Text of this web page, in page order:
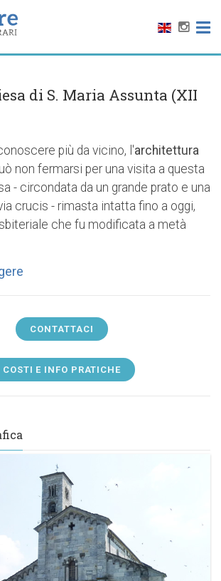
di S. Maria Assunta (XII
più da vicino, l'architettura
non fermarsi per una visita a questa
- circondata da un grande prato e una
crucis - rimasta intatta fino a oggi,
che fu modificata a metà
CONTATTACI
COSTI E INFO PRATICHE